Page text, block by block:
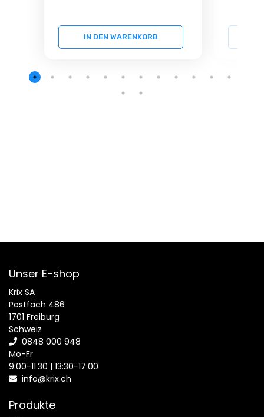
IN DEN WARENKORB
Unser E-shop
Krix SA
Postfach 486
1701 Freiburg
Schweiz
0848 000 948
Mo-Fr
9:00-11:30 | 13:30-17:00
info@krix.ch
Produkte